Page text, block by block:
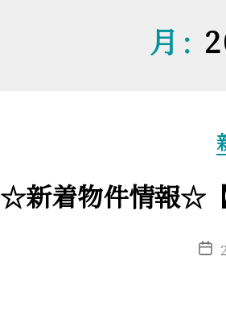
月:
☆新着物件情報☆
投